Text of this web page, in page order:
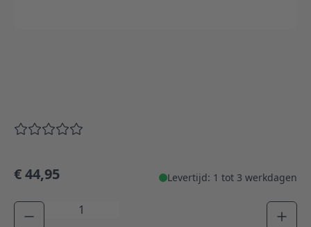
€ 44,95 Levertijd: 1 tot 3 werkdagen
Aantal